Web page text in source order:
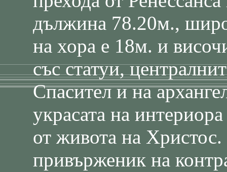
дължина 78.20м.,
на хора е 18м. и
със статуи,
Спасител и на
украсата на
от живота на
привърженик на